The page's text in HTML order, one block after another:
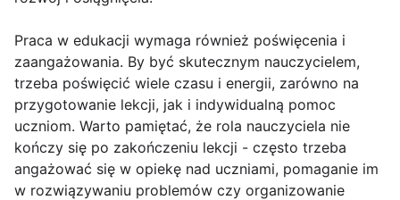
Praca w edukacji wymaga również poświęcenia i
zaangażowania. By być skutecznym nauczycielem,
trzeba poświęcić wiele czasu i energii, zarówno na
przygotowanie lekcji, jak i indywidualną pomoc
uczniom. Warto pamiętać, że rola nauczyciela nie
kończy się po zakończeniu lekcji - często trzeba
angażować się w opiekę nad uczniami, pomaganie im
w rozwiązywaniu problemów czy organizowanie